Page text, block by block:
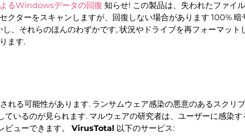
るWindowsデータの回復 知らせ! この製品は、失われたファイ
クターをスキャンしますが、回復しない場合があります 100% 暗
し、それらのほんのわずかです, 状況やドライブを再フォーマット
ます.
れる可能性があります. ランサムウェア感染の悪意のあるスクリ
いるのが見られます. マルウェアの研究者は、ユーザーに感染す
ューできます。 VirusTotal 以下のサービス: